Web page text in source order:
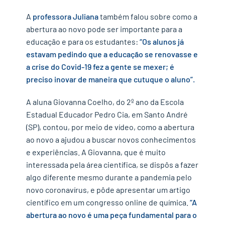
A professora Julianatambém falou sobre como a
abertura ao novo pode ser importante para a
educação e para os estudantes: “Os alunos já
estavam pedindo que a educação se renovasse e
a crise do Covid-19 fez a gente se mexer; é
preciso inovar de maneira que cutuque o aluno”.
A aluna Giovanna Coelho, do 2º ano da Escola
Estadual Educador Pedro Cia, em Santo André
(SP), contou, por meio de vídeo, como a abertura
ao novo a ajudou a buscar novos conhecimentos
e experiências. A Giovanna, que é muito
interessada pela área científica, se dispôs a fazer
algo diferente mesmo durante a pandemia pelo
novo coronavírus, e pôde apresentar um artigo
científico em um congresso online de química. “A
abertura ao novo é uma peça fundamental para o